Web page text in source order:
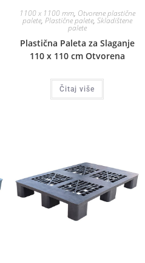
1100 x 1100 mm, Otvorene plastične
palete, Plastične palete, Skladištene
palete
Plastična Paleta za Slaganje
110 x 110 cm Otvorena
Čitaj više